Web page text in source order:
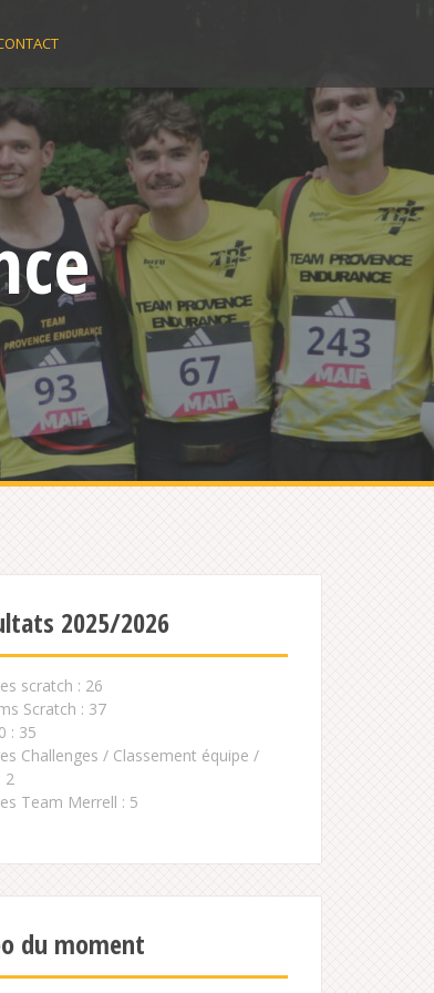
2025/2026
scratch : 26
Scratch : 37
: 35
Challenges / Classement équipe /
2
Team Merrell : 5
du moment